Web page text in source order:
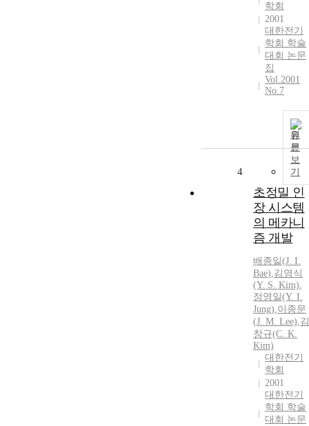
학회
2001
대한전기
학회 학술
대회 논문
집
Vol.2001
No.7
원
문
보
기
4
초정밀 인
장 시스템
의 메카니
즘 개발
배종일(J. I.
Bae),김영식
(Y. S. Kim),
정영일(Y. I.
Jung),이종문
(J. M. Lee),김
창규(C. K.
Kim)
대한전기
학회
2001
대한전기
학회 학술
대회 논문